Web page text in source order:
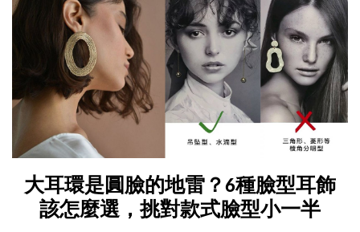
大耳環是圓臉的地雷？6種臉型耳飾
該怎麼選，挑對款式臉型小一半